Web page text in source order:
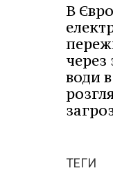
В
через
води
ТЕГИ